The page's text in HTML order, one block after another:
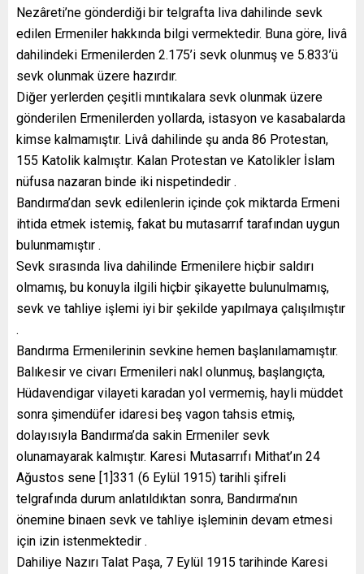
Nezâreti’ne gönderdiği bir telgrafta liva dahilinde sevk
edilen Ermeniler hakkında bilgi vermektedir. Buna göre, livâ
dahilindeki Ermenilerden 2.175’i sevk olunmuş ve 5.833’ü
sevk olunmak üzere hazırdır.
Diğer yerlerden çeşitli mıntıkalara sevk olunmak üzere
gönderilen Ermenilerden yollarda, istasyon ve kasabalarda
kimse kalmamıştır. Livâ dahilinde şu anda 86 Protestan,
155 Katolik kalmıştır. Kalan Protestan ve Katolikler İslam
nüfusa nazaran binde iki nispetindedir .
Bandırma’dan sevk edilenlerin içinde çok miktarda Ermeni
ihtida etmek istemiş, fakat bu mutasarrıf tarafından uygun
bulunmamıştır .
Sevk sırasında liva dahilinde Ermenilere hiçbir saldırı
olmamış, bu konuyla ilgili hiçbir şikayette bulunulmamış,
sevk ve tahliye işlemi iyi bir şekilde yapılmaya çalışılmıştır
.
Bandırma Ermenilerinin sevkine hemen başlanılamamıştır.
Balıkesir ve civarı Ermenileri nakl olunmuş, başlangıçta,
Hüdavendigar vilayeti karadan yol vermemiş, hayli müddet
sonra şimendüfer idaresi beş vagon tahsis etmiş,
dolayısıyla Bandırma’da sakin Ermeniler sevk
olunamayarak kalmıştır. Karesi Mutasarrıfı Mithat’ın 24
Ağustos sene [1]331 (6 Eylül 1915) tarihli şifreli
telgrafında durum anlatıldıktan sonra, Bandırma’nın
önemine binaen sevk ve tahliye işleminin devam etmesi
için izin istenmektedir .
Dahiliye Nazırı Talat Paşa, 7 Eylül 1915 tarihinde Karesi